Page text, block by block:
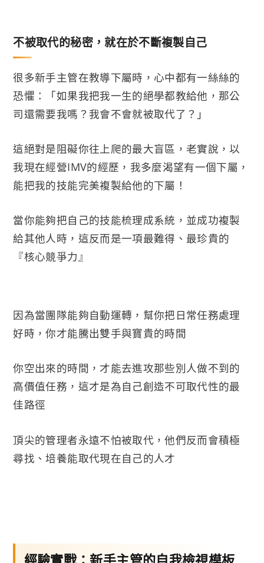
不被取代的秘密，就在於不斷複製自己
很多新手主管在教導下屬時，心中都有一絲絲的
恐懼：「如果我把我一生的絕學都教給他，那公
司還需要我嗎？我會不會就被取代了？」
這絕對是阻礙你往上爬的最大盲區，老實說，以
我現在經營IMV的經歷，我多麼渴望有一個下屬，
能把我的技能完美複製給他的下屬！
當你能夠把自己的技能梳理成系統，並成功複製
給其他人時，這反而是一項最難得、最珍貴的
『核心競爭力』
因為當團隊能夠自動運轉，幫你把日常任務處理
好時，你才能騰出雙手與寶貴的時間
你空出來的時間，才能去進攻那些別人做不到的
高價值任務，這才是為自己創造不可取代性的最
佳路徑
頂尖的管理者永遠不怕被取代，他們反而會積極
尋找、培養能取代現在自己的人才